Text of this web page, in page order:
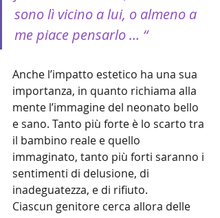
sono lì vicino a lui, o almeno a
me piace pensarlo … “
Anche l’impatto estetico ha una sua
importanza, in quanto richiama alla
mente l’immagine del neonato bello
e sano. Tanto più forte è lo scarto tra
il bambino reale e quello
immaginato, tanto più forti saranno i
sentimenti di delusione, di
inadeguatezza, e di rifiuto.
Ciascun genitore cerca allora delle